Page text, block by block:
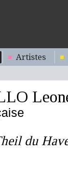
Artistes
du